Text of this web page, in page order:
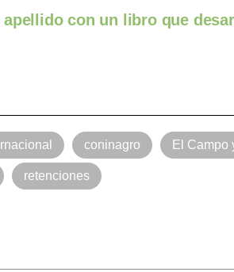
con un libro que
coninagro El Campo
retenciones